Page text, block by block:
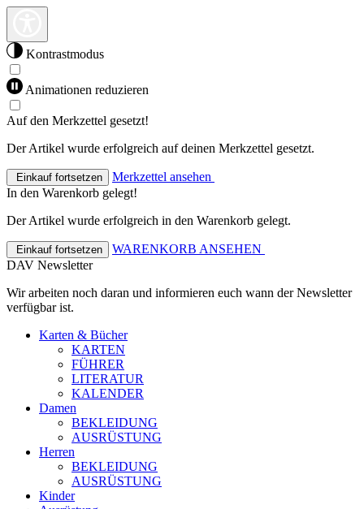
Kontrastmodus
Animationen reduzieren
Auf den Merkzettel gesetzt!
Der Artikel wurde erfolgreich auf deinen Merkzettel gesetzt.
Einkauf fortsetzen
Merkzettel ansehen
In den Warenkorb gelegt!
Der Artikel wurde erfolgreich in den Warenkorb gelegt.
Einkauf fortsetzen
WARENKORB ANSEHEN
DAV Newsletter
Wir arbeiten noch daran und informieren euch wann der Newsletter
verfügbar ist.
Karten & Bücher
KARTEN
FÜHRER
LITERATUR
KALENDER
Damen
BEKLEIDUNG
AUSRÜSTUNG
Herren
BEKLEIDUNG
AUSRÜSTUNG
Kinder